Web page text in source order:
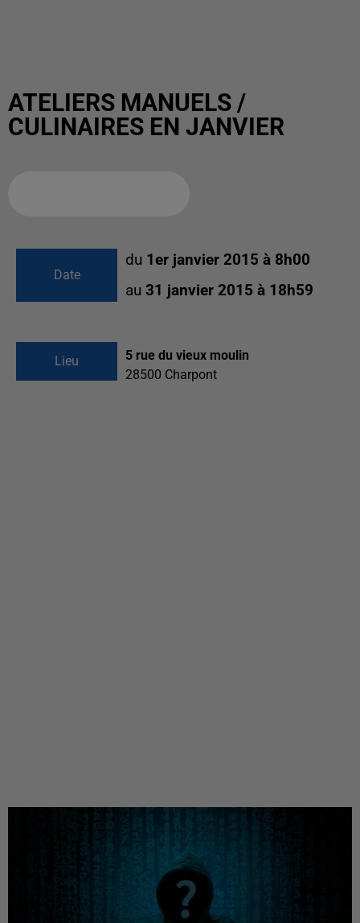
ATELIERS MANUELS /
CULINAIRES EN JANVIER
Date
du 1er janvier 2015 à 8h00
au 31 janvier 2015 à 18h59
Lieu
5 rue du vieux moulin
28500 Charpont